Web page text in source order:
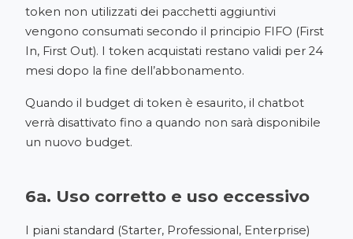
token non utilizzati dei pacchetti aggiuntivi
vengono consumati secondo il principio FIFO (First
In, First Out). I token acquistati restano validi per 24
mesi dopo la fine dell’abbonamento.
Quando il budget di token è esaurito, il chatbot
verrà disattivato fino a quando non sarà disponibile
un nuovo budget.
6a. Uso corretto e uso eccessivo
I piani standard (Starter, Professional, Enterprise)